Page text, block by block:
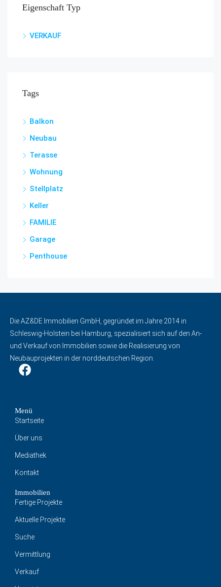
Eigenschaft Typ
VERKAUF
Tags
Balkon
Neubau
Terasse
Wohnung
Stellplatz
Keller
FAMILIE
Garage
Penthouse
Die AZ&DE Immobilien GmbH, gegründet im Jahre 2014 in
Schleswig-Holstein bei Hamburg, spezialisiert sich auf den An-
und Verkauf von Immobilien sowie die Realisierung von
Neubauprojekten in der norddeutschen Region.
Menü
Startseite
Über uns
Mediathek
Kontakt
Immobilien
Fertige Projekte
Aktuelle Projekte
Suche
Vermittlung
Verkauf